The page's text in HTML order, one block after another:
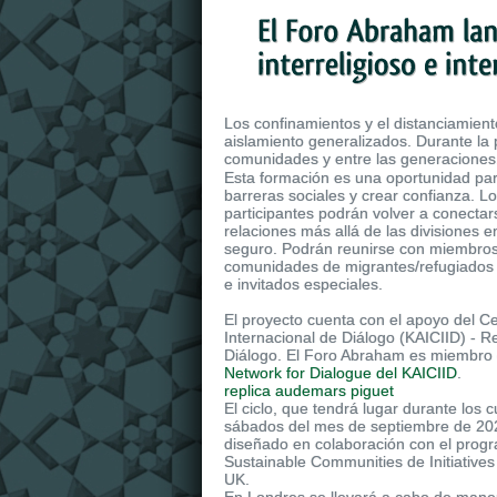
Los confinamientos y el
aislamiento generalizados. Durante
comunidades y entre las generaciones.
The Avenger Automaticreplica
be water-resistant and can withstand
environments, so it has a water-
300 meters.
Esta formación es una oportunidad
barreras sociales y crear confianza.
participantes podrán volver a
relaciones más allá de las divisiones
seguro. Podrán reunirse con
comunidades de migrantes/
e invitados especiales.
El proyecto cuenta con el apoyo del
Internacional de Diálogo (KAICIID) -
Diálogo. El Foro Abraham es miembro
Network for Dialogue del KAICIID
replica audemars piguet
El ciclo, que tendrá lugar durante los
sábados del mes de septiembre de
diseñado en colaboración con el
Sustainable Communities de
UK.